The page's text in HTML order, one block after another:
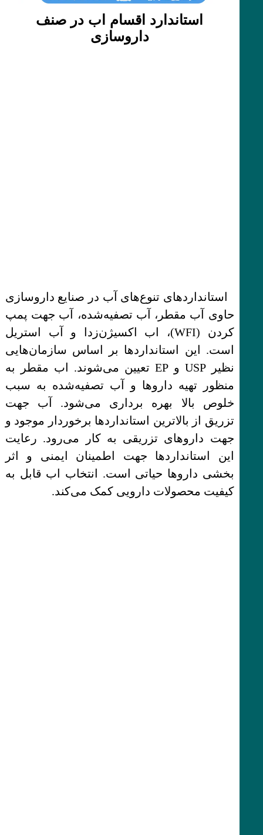
استاندارد اقسام اب در صنف
داروسازی
استانداردهای تنوع‌های آب در صنایع داروسازی
حاوی آب مقطر، آب تصفیه‌شده، آب جهت پمپ
کردن (WFI)، اب اکسیژن‌زدا و آب استریل
است. این استانداردها بر اساس سازمان‌هایی
نظیر USP و EP تعیین می‌شوند. اب مقطر به
منظور تهیه داروها و آب تصفیه‌شده به سبب
خلوص بالا بهره برداری می‌شود. آب جهت
تزریق از بالاترین استانداردها برخوردار موجود و
جهت داروهای تزریقی به کار می‌رود. رعایت
این استانداردها جهت اطمینان ایمنی و اثر
بخشی داروها حیاتی است. انتخاب اب قابل به
کیفیت محصولات دارویی کمک می‌کند.